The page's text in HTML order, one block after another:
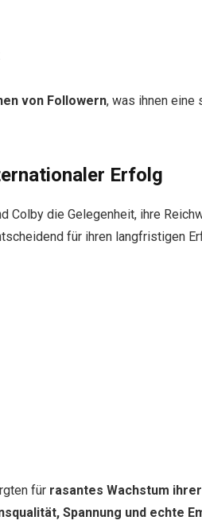
von Followern, was ihnen eine
Erfolg
Colby die Gelegenheit, ihre
für ihren langfristigen
für rasantes Wachstum
Spannung und echte